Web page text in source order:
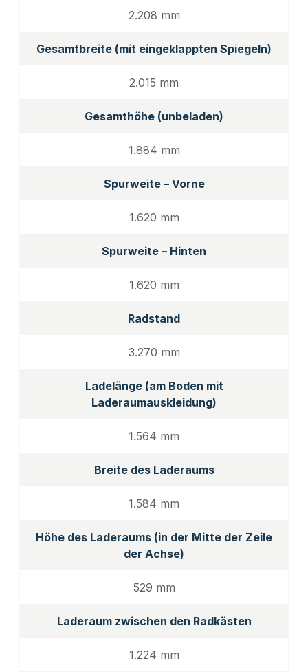
2.208 mm
Gesamtbreite (mit eingeklappten Spiegeln)
2.015 mm
Gesamthöhe (unbeladen)
1.884 mm
Spurweite – Vorne
1.620 mm
Spurweite – Hinten
1.620 mm
Radstand
3.270 mm
Ladelänge (am Boden mit
Laderaumauskleidung)
1.564 mm
Breite des Laderaums
1.584 mm
Höhe des Laderaums (in der Mitte der Zeile
der Achse)
529 mm
Laderaum zwischen den Radkästen
1.224 mm